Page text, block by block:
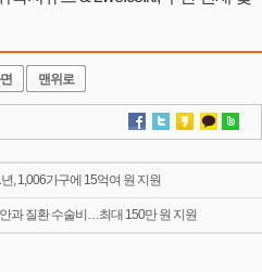
맨위로
, 1,006가구에 15억여 원 지원
과 질환 수술비…최대 150만 원 지원